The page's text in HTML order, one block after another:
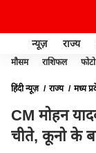
न्यूज़ राज्य
मौसम राशिफल
हिंदी न्यूज़ राज्य मध्य
CM मोहन
चीते, कूनो के